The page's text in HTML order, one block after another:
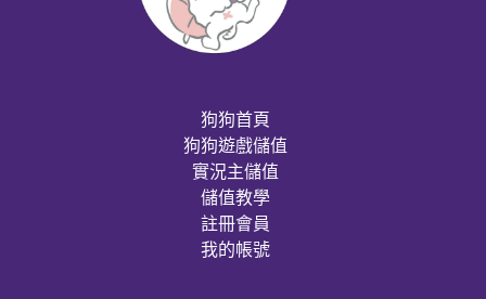
狗狗首頁
狗狗遊戲儲值
實況主儲值
儲值教學
註冊會員
我的帳號